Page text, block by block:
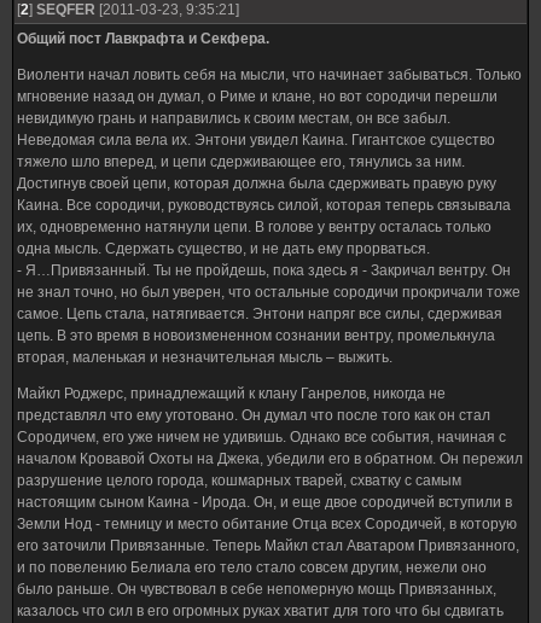
[2] SEQFER [2011-03-23, 9:35:21]
Общий пост Лавкрафта и Секфера.
Виоленти начал ловить себя на мысли, что начинает забываться. Только
мгновение назад он думал, о Риме и клане, но вот сородичи перешли
невидимую грань и направились к своим местам, он все забыл.
Неведомая сила вела их. Энтони увидел Каина. Гигантское существо
тяжело шло вперед, и цепи сдерживающее его, тянулись за ним.
Достигнув своей цепи, которая должна была сдерживать правую руку
Каина. Все сородичи, руководствуясь силой, которая теперь связывала
их, одновременно натянули цепи. В голове у вентру осталась только
одна мысль. Сдержать существо, и не дать ему прорваться.
- Я…Привязанный. Ты не пройдешь, пока здесь я - Закричал вентру. Он
не знал точно, но был уверен, что остальные сородичи прокричали тоже
самое. Цепь стала, натягивается. Энтони напряг все силы, сдерживая
цепь. В это время в новоизмененном сознании вентру, промелькнула
вторая, маленькая и незначительная мысль – выжить.
Майкл Роджерс, принадлежащий к клану Ганрелов, никогда не
представлял что ему уготовано. Он думал что после того как он стал
Сородичем, его уже ничем не удивишь. Однако все события, начиная с
началом Кровавой Охоты на Джека, убедили его в обратном. Он пережил
разрушение целого города, кошмарных тварей, схватку с самым
настоящим сыном Каина - Ирода. Он, и еще двое сородичей вступили в
Земли Нод - темницу и место обитание Отца всех Сородичей, в которую
его заточили Привязанные. Теперь Майкл стал Аватаром Привязанного,
и по повелению Белиала его тело стало совсем другим, нежели оно
было раньше. Он чувствовал в себе непомерную мощь Привязанных,
казалось что сил в его огромных руках хватит для того что бы сдвигать